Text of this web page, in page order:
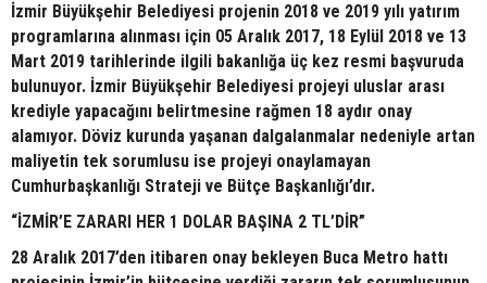
İzmir Büyükşehir Belediyesi projenin 2018 ve 2019 yılı yatırım
programlarına alınması için 05 Aralık 2017, 18 Eylül 2018 ve 13
Mart 2019 tarihlerinde ilgili bakanlığa üç kez resmi başvuruda
bulunuyor. İzmir Büyükşehir Belediyesi projeyi uluslar arası
krediyle yapacağını belirtmesine rağmen 18 aydır onay
alamıyor. Döviz kurunda yaşanan dalgalanmalar nedeniyle artan
maliyetin tek sorumlusu ise projeyi onaylamayan
Cumhurbaşkanlığı Strateji ve Bütçe Başkanlığı’dır.
“İZMİR’E ZARARI HER 1 DOLAR BAŞINA 2 TL’DİR”
28 Aralık 2017’den itibaren onay bekleyen Buca Metro hattı